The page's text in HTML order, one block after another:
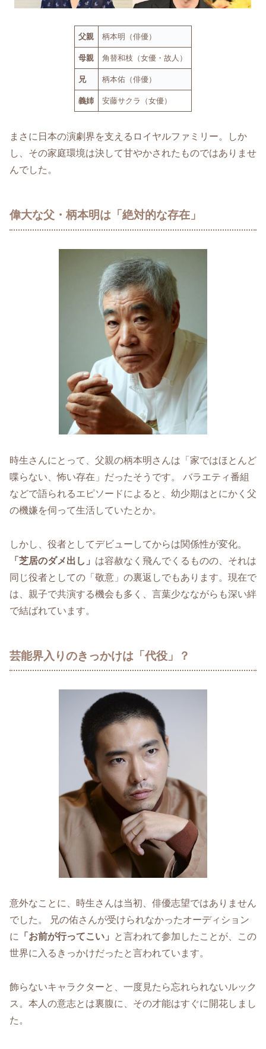
父親 柄本明（俳優）
母親 角替和枝（女優・故人）
兄 柄本佑（俳優）
義姉 安藤サクラ（女優）
まさに日本の演劇界を支えるロイヤルファミリー。しか
し、その家庭環境は決して甘やかされたものではありませ
んでした。
偉大な父・柄本明は「絶対的な存在」
時生さんにとって、父親の柄本明さんは「家ではほとんど
喋らない、怖い存在」だったそうです。 バラエティ番組
などで語られるエピソードによると、幼少期はとにかく父
の機嫌を伺って生活していたとか。
しかし、役者としてデビューしてからは関係性が変化。
「芝居のダメ出し」 は容赦なく飛んでくるものの、それは
同じ役者としての「敬意」の裏返しでもあります。現在で
は、親子で共演する機会も多く、言葉少なながらも深い絆
で結ばれています。
芸能界入りのきっかけは「代役」？
意外なことに、時生さんは当初、俳優志望ではありません
でした。 兄の佑さんが受けられなかったオーディション
に
「お前が行ってこい」
と言われて参加したことが、この
世界に入るきっかけだったと言われています。
飾らないキャラクターと、一度見たら忘れられないルック
ス。本人の意志とは裏腹に、その才能はすぐに開花しまし
た。